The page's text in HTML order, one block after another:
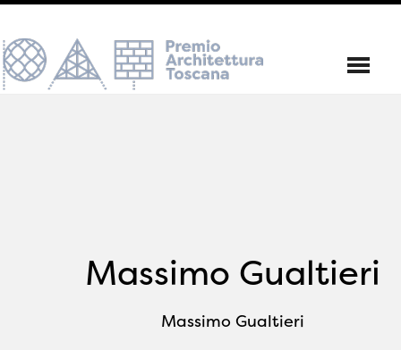
Massimo Gualtieri
Massimo Gualtieri